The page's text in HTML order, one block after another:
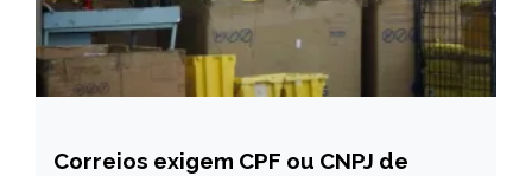
BRASIL
Correios exigem CPF ou CNPJ de